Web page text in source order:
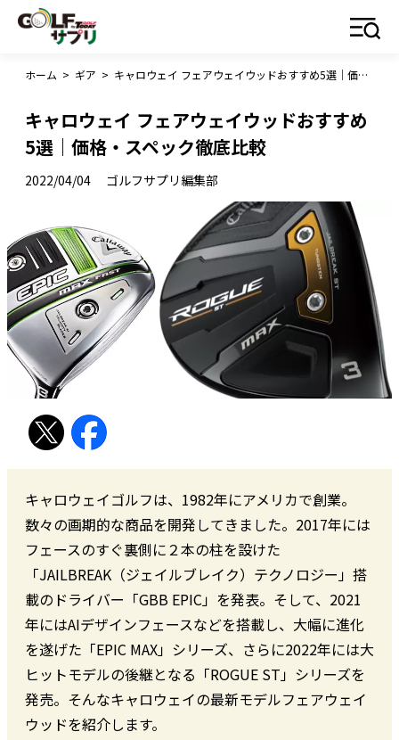
ホーム > ギア > キャロウェイ フェアウェイウッドおすすめ5選｜価格・スペック徹底比較
キャロウェイ フェアウェイウッドおすすめ
5選｜価格・スペック徹底比較
2022/04/04 ゴルフサプリ編集部
キャロウェイゴルフは、1982年にアメリカで創業。
数々の画期的な商品を開発してきました。2017年には
フェースのすぐ裏側に２本の柱を設けた
「JAILBREAK（ジェイルブレイク）テクノロジー」搭
載のドライバー「GBB EPIC」を発表。そして、2021
年にはAIデザインフェースなどを搭載し、大幅に進化
を遂げた「EPIC MAX」シリーズ、さらに2022年には大
ヒットモデルの後継となる「ROGUE ST」シリーズを
発売。そんなキャロウェイの最新モデルフェアウェイ
ウッドを紹介します。